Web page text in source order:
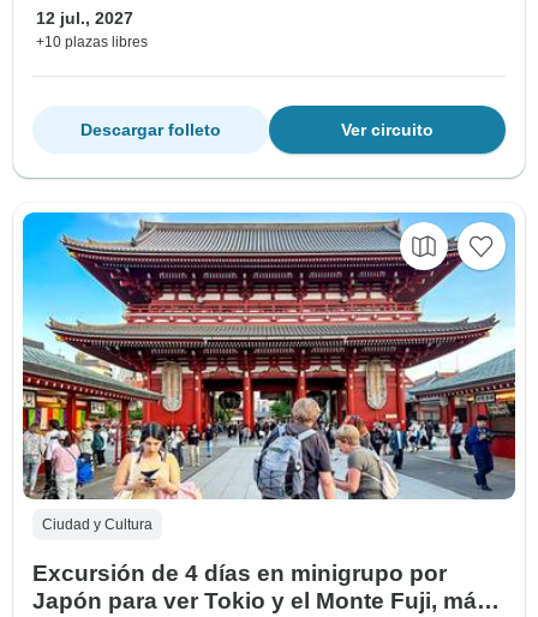
12 jul., 2027
+10 plazas libres
Ver circuito
Descargar folleto
Ciudad y Cultura
Excursión de 4 días en minigrupo por
Japón para ver Tokio y el Monte Fuji, máx.